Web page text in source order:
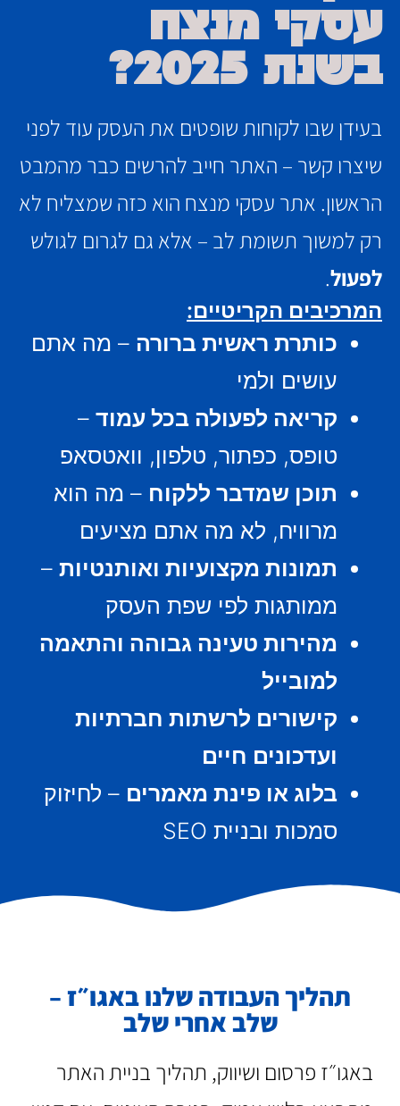
עסקי מנצח
בשנת 2025?
בעידן שבו לקוחות שופטים את העסק עוד לפני
שיצרו קשר – האתר חייב להרשים כבר מהמבט
הראשון. אתר עסקי מנצח הוא כזה שמצליח לא
רק למשוך תשומת לב – אלא גם לגרום לגולש
לפעול.
המרכיבים הקריטיים:
כותרת ראשית ברורה – מה אתם
עושים ולמי
קריאה לפעולה בכל עמוד –
טופס, כפתור, טלפון, וואטסאפ
תוכן שמדבר ללקוח – מה הוא
מרוויח, לא מה אתם מציעים
תמונות מקצועיות ואותנטיות –
ממותגות לפי שפת העסק
מהירות טעינה גבוהה והתאמה
למובייל
קישורים לרשתות חברתיות
ועדכונים חיים
בלוג או פינת מאמרים – לחיזוק
סמכות ובניית SEO
תהליך העבודה שלנו באגו״ז –
שלב אחרי שלב
באגו״ז פרסום ושיווק, תהליך בניית האתר